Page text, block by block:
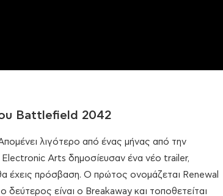
Battlefield 2042
λιγότερο από ένας μήνας από την
Electronic Arts δημοσίευσαν ένα νέο trailer,
έχεις πρόσβαση. Ο πρώτος ονομάζεται Renewal
είναι ο Breakaway και τοποθετείται